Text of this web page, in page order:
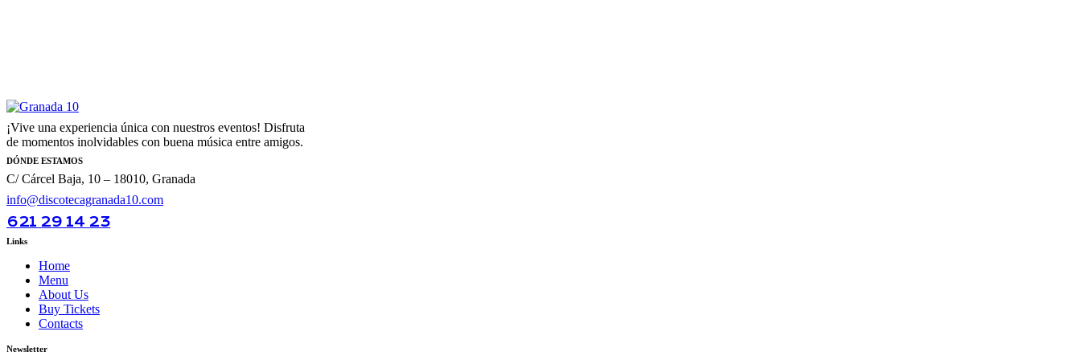
¡Vive una experiencia única con nuestros eventos! Disfruta
de momentos inolvidables con buena música entre amigos.
DÓNDE ESTAMOS
C/ Cárcel Baja, 10 – 18010, Granada
info@discotecagranada10.com
621 29 14 23
Links
Home
Menu
About Us
Buy Tickets
Contacts
Newsletter